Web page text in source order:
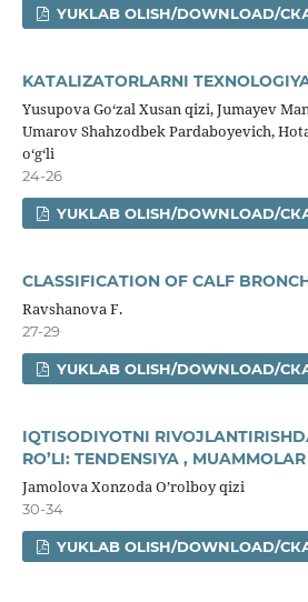
YUKLAB OLISH/DOWNLOAD/
KATALIZATORLARNI
Yusupova Goʻzal Xusan qizi, Jumayev
Umarov Shahzodbek Pardaboyevich,
oʻgʻli
24-26
YUKLAB OLISH/DOWNLOAD/
CLASSIFICATION OF CALF
Ravshanova F.
27-29
YUKLAB OLISH/DOWNLOAD/
IQTISODIYOTNI
RO’LI: TENDENSIYA ,
Jamolova Xonzoda O’rolboy qizi
30-34
YUKLAB OLISH/DOWNLOAD/